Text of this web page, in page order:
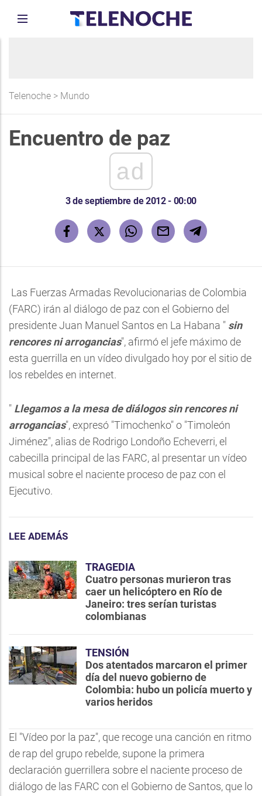
Telenoche > Mundo
Encuentro de paz
ad
3 de septiembre de 2012 - 00:00
Las Fuerzas Armadas Revolucionarias de Colombia
(FARC) irán al diálogo de paz con el Gobierno del
presidente Juan Manuel Santos en La Habana " sin
rencores ni arrogancias", afirmó el jefe máximo de
esta guerrilla en un vídeo divulgado hoy por el sitio de
los rebeldes en internet.
" Llegamos a la mesa de diálogos sin rencores ni
arrogancias", expresó "Timochenko" o "Timoleón
Jiménez", alias de Rodrigo Londoño Echeverri, el
cabecilla principal de las FARC, al presentar un vídeo
musical sobre el naciente proceso de paz con el
Ejecutivo.
LEE ADEMÁS
TRAGEDIA
Cuatro personas murieron tras
caer un helicóptero en Río de
Janeiro: tres serían turistas
colombianas
TENSIÓN
Dos atentados marcaron el primer
día del nuevo gobierno de
Colombia: hubo un policía muerto y
varios heridos
El "Vídeo por la paz", que recoge una canción en ritmo
de rap del grupo rebelde, supone la primera
declaración guerrillera sobre el naciente proceso de
diálogo de las FARC con el Gobierno de Santos, que lo